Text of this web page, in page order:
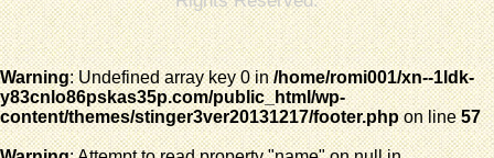
Warning: Undefined array key 0 in/home/romi001/xn--1ldk-
y83cnlo86pskas35p.com/public_html/wp-
content/themes/stinger3ver20131217/footer.phpon line57